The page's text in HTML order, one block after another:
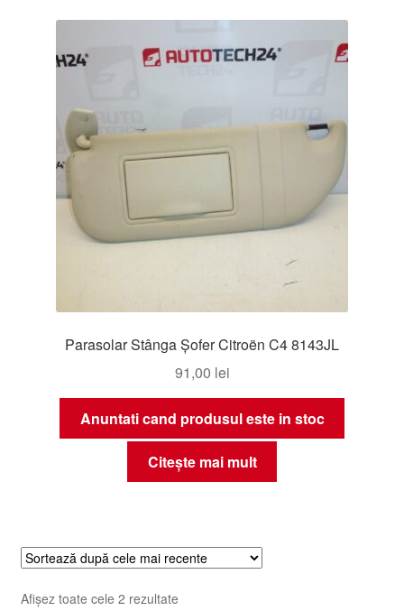
Parasolar Stânga Șofer Citroën C4 8143JL
91,00 lei
Anuntati cand produsul este in stoc
Citește mai mult
Afișez toate cele 2 rezultateSortat